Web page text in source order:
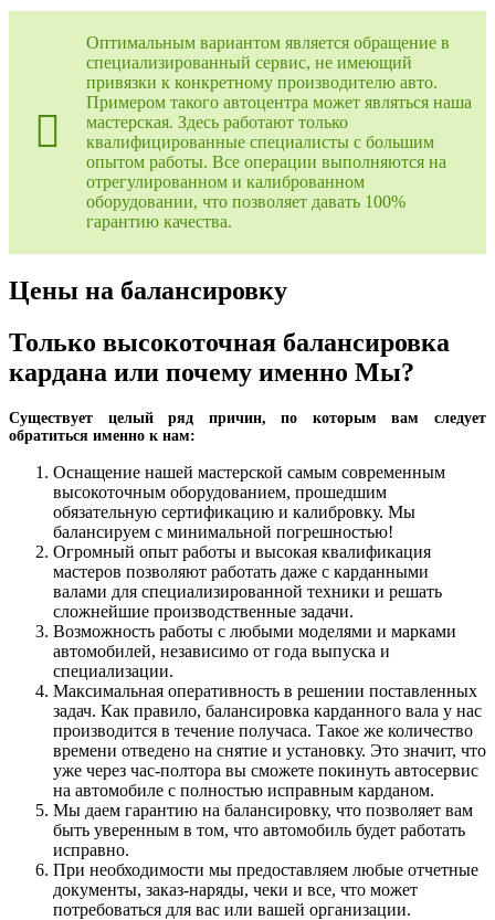
Оптимальным вариантом является обращение в
специализированный сервис, не имеющий
привязки к конкретному производителю авто.
Примером такого автоцентра может являться наша
мастерская. Здесь работают только
квалифицированные специалисты с большим
опытом работы. Все операции выполняются на
отрегулированном и калиброванном
оборудовании, что позволяет давать 100%
гарантию качества.
Цены на балансировку
Только высокоточная балансировка
кардана или почему именно Мы?
Существует целый ряд причин, по которым вам следует
обратиться именно к нам:
Оснащение нашей мастерской самым современным
высокоточным оборудованием, прошедшим
обязательную сертификацию и калибровку. Мы
балансируем с минимальной погрешностью!
Огромный опыт работы и высокая квалификация
мастеров позволяют работать даже с карданными
валами для специализированной техники и решать
сложнейшие производственные задачи.
Возможность работы с любыми моделями и марками
автомобилей, независимо от года выпуска и
специализации.
Максимальная оперативность в решении поставленных
задач. Как правило, балансировка карданного вала у нас
производится в течение получаса. Такое же количество
времени отведено на снятие и установку. Это значит, что
уже через час-полтора вы сможете покинуть автосервис
на автомобиле с полностью исправным карданом.
Мы даем гарантию на балансировку, что позволяет вам
быть уверенным в том, что автомобиль будет работать
исправно.
При необходимости мы предоставляем любые отчетные
документы, заказ-наряды, чеки и все, что может
потребоваться для вас или вашей организации.